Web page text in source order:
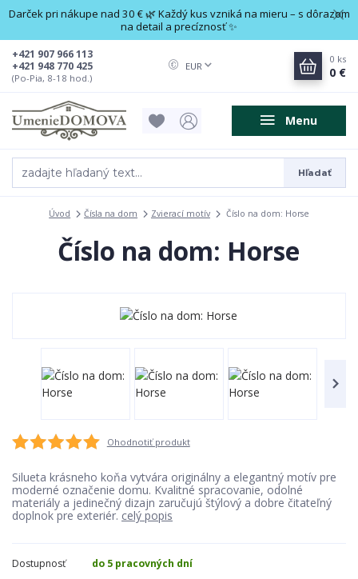
Darček pri nákupe nad 30 € 🌿 Každý kus vzniká na mieru – s dôrazom
na detail a precíznosť ✨
Menu
EUR
Hľadať
+421 948 770 425
+421 907 966 113
(Po-Pia, 8-18 hod.)
0 ks
0 €
Úvod Čísla na dom Zvierací motív Číslo na dom: Horse
Číslo na dom: Horse
Ohodnotiť produkt
Silueta krásneho koňa vytvára originálny a elegantný motív pre
moderné označenie domu. Kvalitné spracovanie, odolné
materiály a jedinečný dizajn zaručujú štýlový a dobre čitateľný
doplnok pre exteriér. celý popis
Dostupnosť
do 5 pracovných dní